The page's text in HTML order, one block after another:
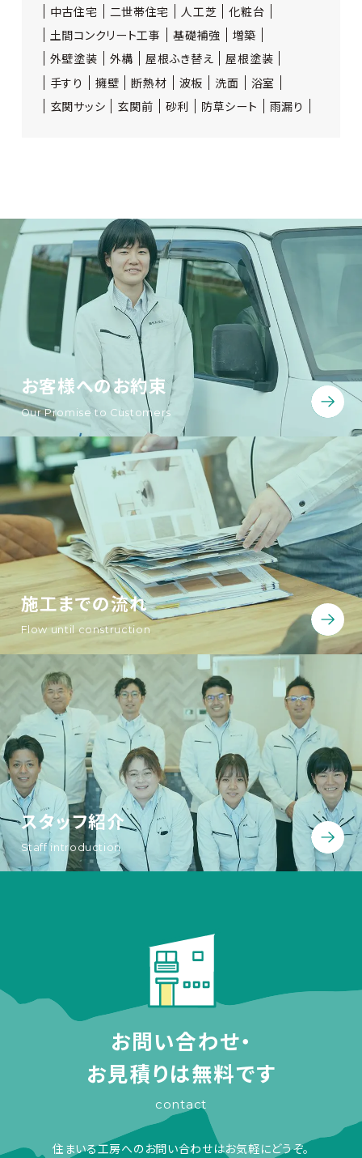
中古住宅 二世帯住宅 人工芝
化粧台
土間コンクリート工事
基礎補強
増築
外壁塗装
外構 屋根ふき替え
屋根塗装
手すり
擁壁 断熱材 波板 洗面
浴室
玄関サッシ
玄関前 砂利 防草シート 雨漏り
お客様へのお約束
Our Promise to Customers
施工までの流れ
Flow until construction
スタッフ紹介
Staff introduction
お問い合わせ・
お見積りは無料です
contact
住まいる工房へのお問い合わせはお気軽にどうぞ。